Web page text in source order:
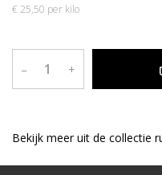
€ 25,50 per kilo
– +
Bekijk meer uit de collectie